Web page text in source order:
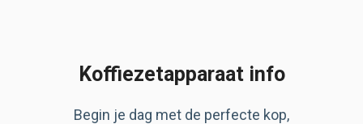
Koffiezetapparaat info
Begin je dag met de perfecte kop,